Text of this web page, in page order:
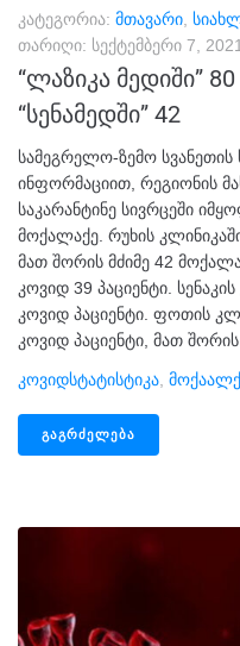
კატეგორია: მთავარი
თარიღი: სექტემბერი 7, 2021
“ლაზიკა მედიში”
“სენამედში” 42
სამეგრელო-ზემო სვანეთის
ინფორმაციით, რეგიონის
საკარანტინე სივრცეში
მოქალაქე. რუხის
მათ შორის მძიმე 42
კოვიდ 39 პაციენტი.
კოვიდ პაციენტი. ფოთის
კოვიდ პაციენტი, მათ შორის
Კოვიდსტატისტიკა
ᲒᲐᲒᲠᲫᲔᲚᲔᲑᲐ